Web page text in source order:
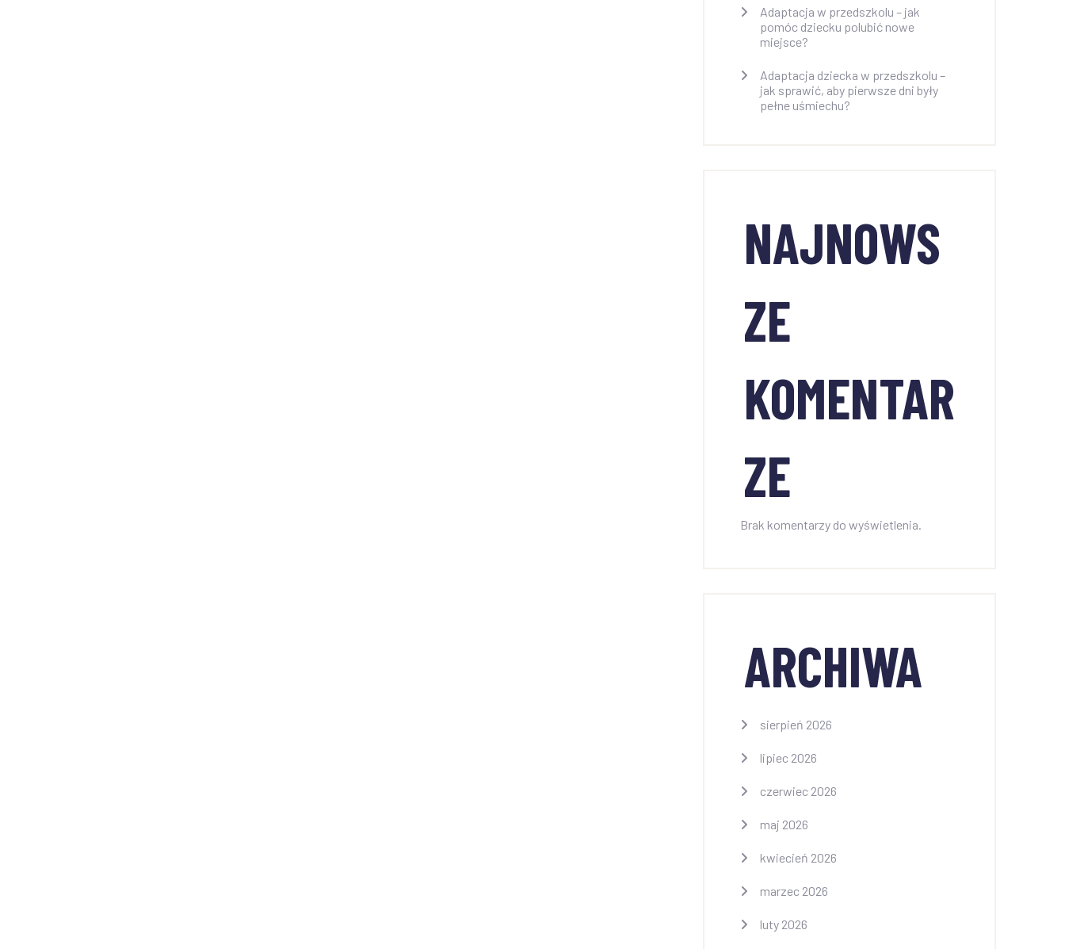
Adaptacja w przedszkolu – jak
pomóc dziecku polubić nowe
miejsce?
Adaptacja dziecka w przedszkolu –
jak sprawić, aby pierwsze dni były
pełne uśmiechu?
NAJNOWS
ZE
KOMENTAR
ZE
Brak komentarzy do wyświetlenia.
ARCHIWA
sierpień 2026
lipiec 2026
czerwiec 2026
maj 2026
kwiecień 2026
marzec 2026
luty 2026